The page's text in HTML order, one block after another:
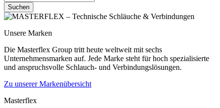
Suchen
Unsere Marken
Die Masterflex Group tritt heute weltweit mit sechs
Unternehmensmarken auf. Jede Marke steht für hoch spezialisierte
und anspruchsvolle Schlauch- und Verbindungslösungen.
Zu unserer Markenübersicht
Masterflex